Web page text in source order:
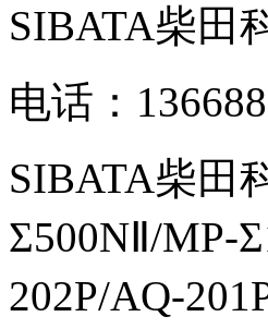
SIBATA柴田
电话：
SIBATA柴田
Σ500NⅡ/MP-
202P/AQ-